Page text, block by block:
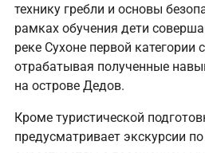
технику гребли и основы
рамках обучения дети
реке Сухоне первой категории
отрабатывая полученные
на острове Дедов.
Кроме туристической
предусматривает экскурсии